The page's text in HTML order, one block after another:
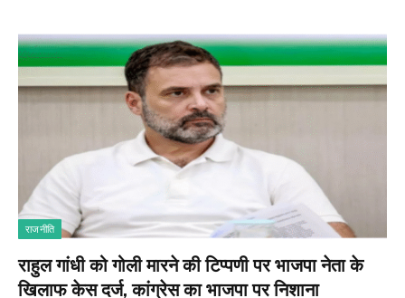
राजनीति
राहुल गांधी को गोली मारने की टिप्पणी पर भाजपा नेता के
खिलाफ केस दर्ज, कांग्रेस का भाजपा पर निशाना